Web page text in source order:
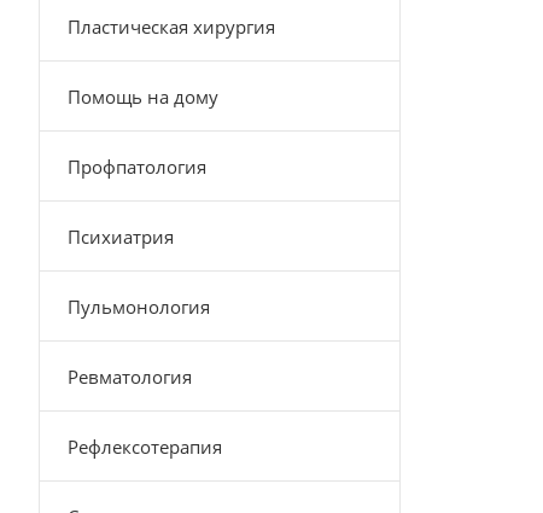
Пластическая хирургия
Помощь на дому
Профпатология
Психиатрия
Пульмонология
Ревматология
Рефлексотерапия